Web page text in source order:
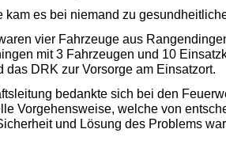
kam es bei niemand zu
vier Fahrzeuge aus
mit 3 Fahrzeugen und 10
das DRK zur Vorsorge am Einsatzort.
bedankte sich bei den
Vorgehensweise, welche von
und Lösung des Problems